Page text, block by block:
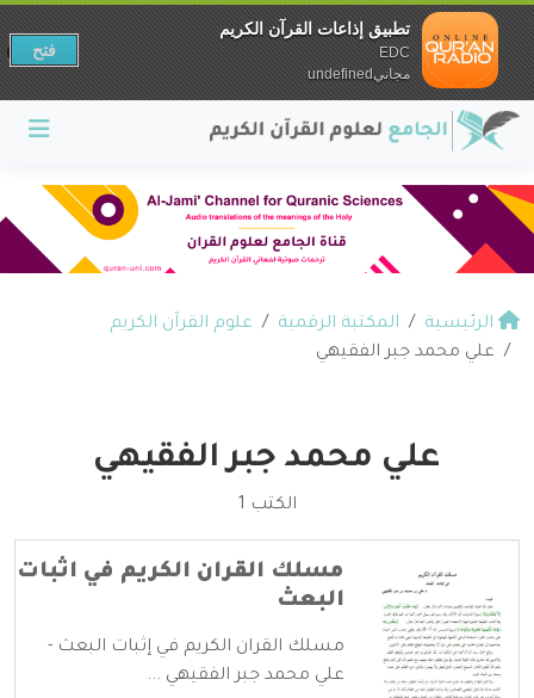
الرئيسية المكتبة الرقمية
علوم القرآن الكريم
علي محمد جبر الفقيهي
علي محمد جبر الفقيهي
الكتب 1
مسلك القران الكريم في اثبات
البعث
مسلك القران الكريم في إثبات البعث -
علي محمد جبر الفقيهي ...
تطبيق إذاعات القرآن الكريم
EDC
مجانيundefined
فتح